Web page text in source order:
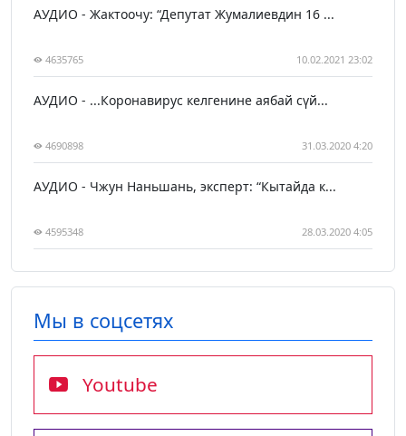
АУДИО - Жактоочу: “Депутат Жумалиевдин 16 ...
4635765 10.02.2021 23:02
АУДИО - ...Коронавирус келгенине аябай сүй...
4690898 31.03.2020 4:20
АУДИО - Чжун Наньшань, эксперт: “Кытайда к...
4595348 28.03.2020 4:05
Мы в соцсетях
Youtube